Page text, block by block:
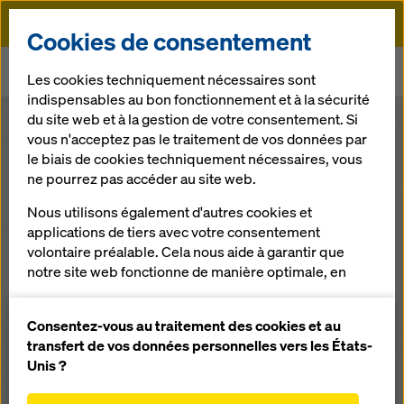
Doka
Les étapes importantes - Doka Schweiz AG
Penser à l‘échelle
des générations,
c’est penser
différemment.
Avec la volonté de toujours
simplifier davantage, d‘améliorer et
de rendre plus efficace, l’entreprise
a constamment posé de nouveaux
Cookies de consentement
Les cookies techniquement nécessaires sont
indispensables au bon fonctionnement et à la sécurité
du site web et à la gestion de votre consentement. Si
vous n'acceptez pas le traitement de vos données par
le biais de cookies techniquement nécessaires, vous
ne pourrez pas accéder au site web.
Nous utilisons également d'autres cookies et
applications de tiers avec votre consentement
volontaire préalable. Cela nous aide à garantir que
notre site web fonctionne de manière optimale, en
améliorer en permanence la fonctionnalité de
notre site web (cookies fonctionnels et
statistiques),
Consentez-vous au traitement des cookies et au
transfert de vos données personnelles vers les États-
Unis ?